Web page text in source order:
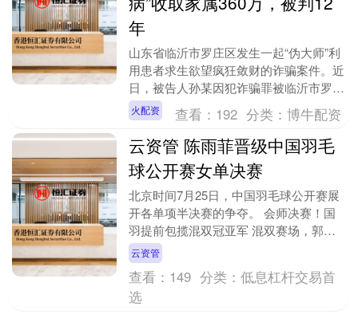
年
山东省临沂市罗庄区发生一起“伪大师”利
用患者求生欲望疯狂敛财的诈骗案件。近
日，被告人孙某因犯诈骗罪被临沂市罗庄
区人民法院一审判处有期徒刑十二年，并
处罚金人民币二....
火配资 查看： 192 分类：博牛配资
云资管 陈雨菲晋级中国羽毛
球公开赛女单决赛
北京时间7月25日，中国羽毛球公开赛展
开各单项半决赛的争夺。 会师决赛！国
羽提前包揽混双冠亚军 混双赛场，郭新
娃/陈芳卉直落两局，以23-21、21-19险
胜泰....
云资管
查看： 149 分类：低息杠杆交易首
选